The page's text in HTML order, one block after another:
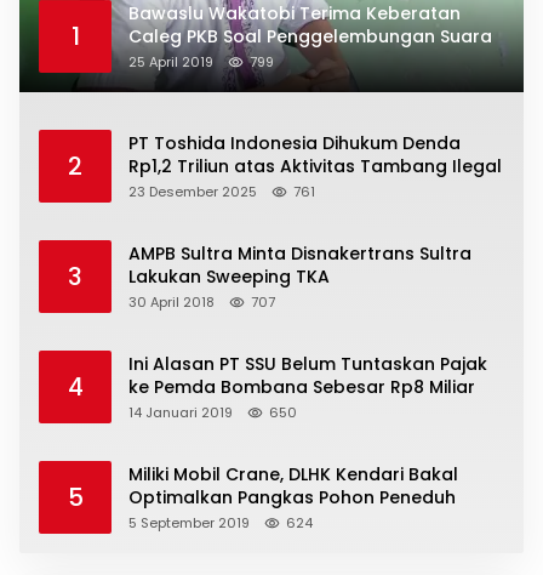
1
Bawaslu Wakatobi Terima Keberatan
Caleg PKB Soal Penggelembungan Suara
25 April 2019 799
2
PT Toshida Indonesia Dihukum Denda
Rp1,2 Triliun atas Aktivitas Tambang Ilegal
23 Desember 2025 761
3
AMPB Sultra Minta Disnakertrans Sultra
Lakukan Sweeping TKA
30 April 2018 707
4
Ini Alasan PT SSU Belum Tuntaskan Pajak
ke Pemda Bombana Sebesar Rp8 Miliar
14 Januari 2019 650
5
Miliki Mobil Crane, DLHK Kendari Bakal
Optimalkan Pangkas Pohon Peneduh
5 September 2019 624